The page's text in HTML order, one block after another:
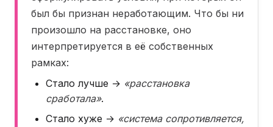
был бы признан неработающим. Что бы ни
произошло на расстановке, оно
интерпретируется в её собственных
рамках:
Стало лучше → «расстановка
сработала».
Стало хуже → «система сопротивляется,